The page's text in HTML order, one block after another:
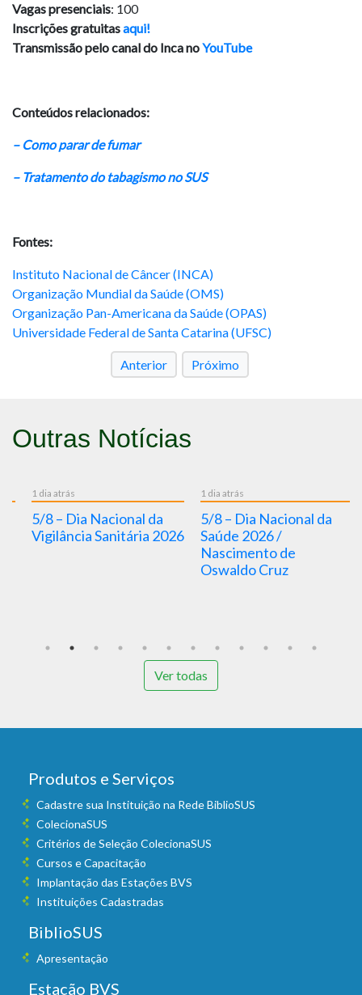
Vagas presenciais: 100
Inscrições gratuitasaqui!
Transmissão pelo canal do Inca noYouTube
Conteúdos relacionados:
– Como parar de fumar
– Tratamento do tabagismo no SUS
Fontes:
Instituto Nacional de Câncer (INCA)
Organização Mundial da Saúde (OMS)
Organização Pan-Americana da Saúde (OPAS)
Universidade Federal de Santa Catarina (UFSC)
Anterior Próximo
Outras Notícias
1 dia atrás
5/8 – Dia Nacional da
Vigilância Sanitária 2026
1 dia atrás
5/8 – Dia Nacional da
Saúde 2026 /
Nascimento de
Oswaldo Cruz
Ver todas
Produtos e Serviços
Cadastre sua Instituição na Rede BiblioSUS
ColecionaSUS
Critérios de Seleção ColecionaSUS
Cursos e Capacitação
Implantação das Estações BVS
Instituições Cadastradas
BiblioSUS
Apresentação
Estação BVS